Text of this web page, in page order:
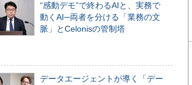
“感動デモ”で終わるAIと、実務で
動くAI─両者を分ける「業務の文
脈」とCelonisの管制塔
データエージェントが導く「デー